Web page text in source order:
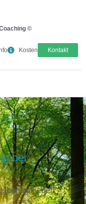
©
Kosten Kontakt
bei
zufrieden